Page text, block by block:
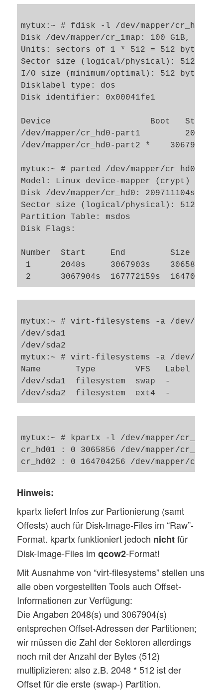
mytux:~ # fdisk -l /dev/mapper/cr_hd0
Disk /dev/mapper/cr_imap: 100 GiB,
Units: sectors of 1 * 512 = 512 bytes
Sector size (logical/physical): 512
I/O size (minimum/optimal): 512 bytes /
Disklabel type: dos
Disk identifier: 0x00041fe1
Device                    Boot   Start
/dev/mapper/cr_hd0-part1         2048
/dev/mapper/cr_hd0-part2 *    3067904
mytux:~ # parted /dev/mapper/cr_hd0
Model: Linux device-mapper (crypt) (dm)
Disk /dev/mapper/cr_hd0: 209711104s
Sector size (logical/physical): 512B/
Partition Table: msdos
Disk Flags:
Number  Start     End         Size
1      2048s     3067903s    3065856s
mytux:~ # virt-filesystems -a /dev/
/dev/sda1
/dev/sda2
mytux:~ # virt-filesystems -a /dev/
Name       Type        VFS   Label
/dev/sda1  filesystem  swap  -
mytux:~ # kpartx -l /dev/mapper/cr_hd0
cr_hd01 : 0 3065856 /dev/mapper/cr_hd0
Hinweis:
kpartx liefert Infos zur Partionierung (samt
Offests) auch für Disk-Image-Files im “Raw”-
Format. kpartx funktioniert jedoch nichtfür
Disk-Image-Files imqcow2-Format!
Mit Ausnahme von “virt-filesystems” stellen uns
alle oben vorgestellten Tools auch Offset-
Informationen zur Verfügung:
Die Angaben 2048(s) und 3067904(s)
entsprechen Offset-Adressen der Partitionen;
wir müssen die Zahl der Sektoren allerdings
noch mit der Anzahl der Bytes (512)
multiplizieren: also z.B. 2048 * 512 ist der
Offset für die erste (swap-) Partition.